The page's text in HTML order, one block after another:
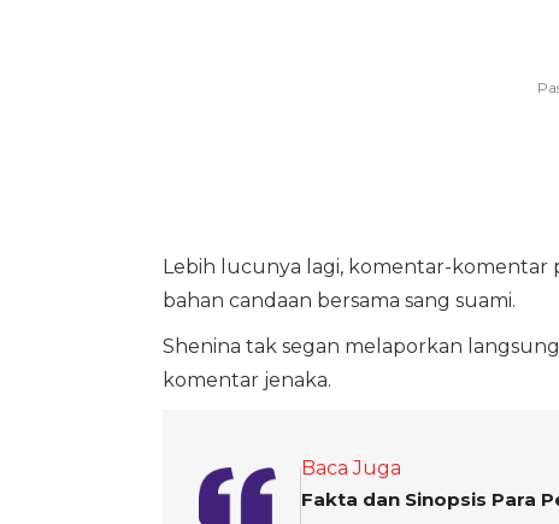
Lebih lucunya lagi, komentar-komentar
bahan candaan bersama sang suami.
Shenina tak segan melaporkan
komentar jenaka.
Baca Juga
Fakta dan Sinopsis Para